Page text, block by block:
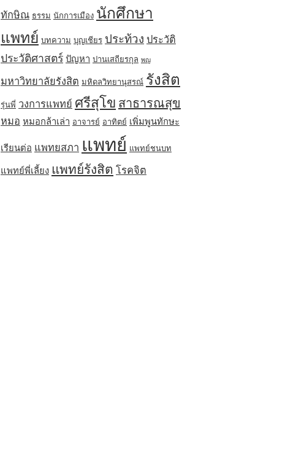
ทักษิณ ธรรม นักการเมือง นักศึกษา
แพทย์ บทความ บุญเชียร ประท้วง ประวัติ
ประวัติศาสตร์ปัญหา ปานเสถียรกุล พญ
มหาวิทยาลัยรังสิต มหิดลวิทยานุสรณ์ รังสิต
รุ่นพี่ วงการแพทย์ ศรีสุโข สาธารณสุข
หมอ หมอกล้าเล่า อาจารย์ อาทิตย์ เพิ่มพูนทักษะ
เรียนต่อ แพทยสภา แพทย์ แพทย์ชนบท
แพทย์พี่เลี้ยง แพทย์รังสิต โรคจิต